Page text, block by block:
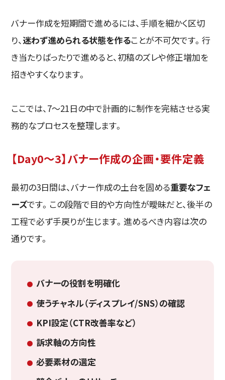
バナー作成を短期間で進めるには、手順を細かく区切
り、 迷わず進められる状態を作ることが不可欠です。行
き当たりばったりで進めると、初稿のズレや修正増加を
招きやすくなります。
ここでは、7〜21日の中で計画的に制作を完結させる実
務的なプロセスを整理します。
【Day0〜3】バナー作成の企画・要件定義
最初の3日間は、バナー作成の土台を固める重要なフェ
ーズです。この段階で目的や方向性が曖昧だと、後半の
工程で必ず手戻りが生じます。進めるべき内容は次の
通りです。
バナーの役割を明確化
使うチャネル（ディスプレイ/SNS）の確認
KPI設定（CTR改善率など）
訴求軸の方向性
必要素材の選定